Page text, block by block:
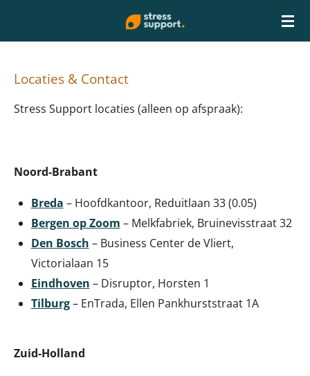
deLocaties & Contact
Stress Support locaties (alleen op afspraak):
Noord-Brabant
Breda – Hoofdkantoor, Reduitlaan 33 (0.05)
Bergen op Zoom – Melkfabriek, Bruinevisstraat 32
Den Bosch – Business Center de Vliert,
Victorialaan 15
Eindhoven – Disruptor, Horsten 1
Tilburg– EnTrada, Ellen Pankhurststraat 1A
Zuid-Holland